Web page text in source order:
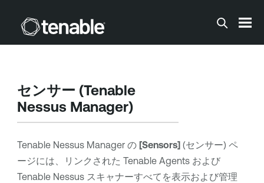
メインコンテンツに移動する
センサー (Tenable
Nessus Manager)
Tenable Nessus Managerの [Sensors](センサー) ペ
ージには、リンクされた Tenable Agentsおよび
Tenable Nessusスキャナーすべてを表示および管理